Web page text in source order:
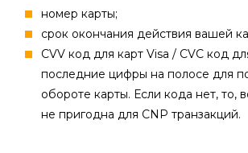
номер карты;
cрок окончания действия вашей
CVV код для карт Visa / CVC код
последние цифры на полосе для
обороте карты. Если кода нет, то,
не пригодна для CNP транзакций.